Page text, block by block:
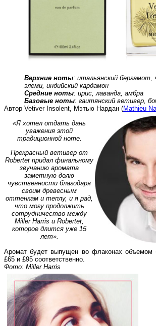
Верхние ноты: итальянский бергамот,
элеми, индийский кардамон
Средние ноты: ирис, лаванда, амбра
Базовые ноты: гаитянский ветивер,
Автор Vetiver Insolent, Мэтью Нардан (Mathieu
«Я хотел отдать дань
уважения этой
традиционной ноте.
Прекрасный ветивер от
Robertet придал финальному
звучанию аромата
заметную долю
чувственности благодаря
своим древесным
оттенкам и теплу, и я рад,
что могу продолжить
сотрудничество между
Miller Harris и Robertet,
которое длится уже 15
лет».
Аромат будет выпущен во флаконах
£65 и £95 соответственно
Фото: Miller Harris